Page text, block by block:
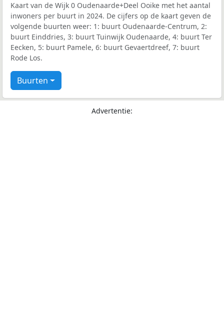
Kaart van de Wijk 0 Oudenaarde+Deel Ooike met het aantal
inwoners per buurt in 2024. De cijfers op de kaart geven de
volgende buurten weer: 1: buurt Oudenaarde-Centrum, 2:
buurt Einddries, 3: buurt Tuinwijk Oudenaarde, 4: buurt Ter
Eecken, 5: buurt Pamele, 6: buurt Gevaertdreef, 7: buurt
Rode Los.
Buurten
Advertentie: